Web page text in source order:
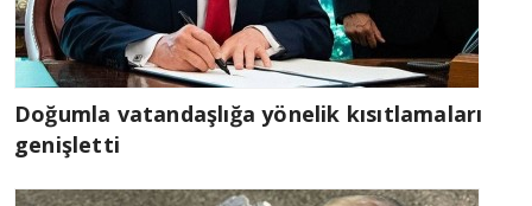
Doğumla vatandaşlığa yönelik kısıtlamaları
genişletti